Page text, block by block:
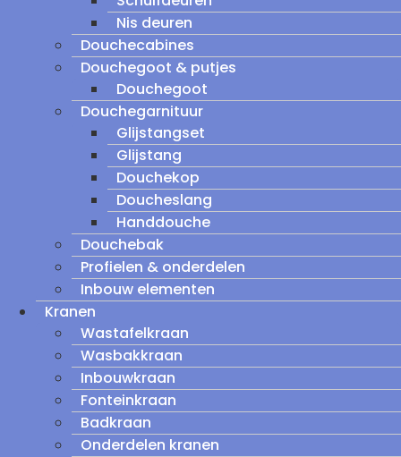
Nis deuren
Douchecabines
Douchegoot & putjes
Douchegoot
Douchegarnituur
Glijstangset
Glijstang
Douchekop
Doucheslang
Handdouche
Douchebak
Profielen & onderdelen
Inbouw elementen
Kranen
Wastafelkraan
Wasbakkraan
Inbouwkraan
Fonteinkraan
Badkraan
Onderdelen kranen